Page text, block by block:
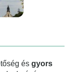
és gyors